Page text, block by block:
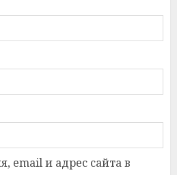
email и адрес сайта в